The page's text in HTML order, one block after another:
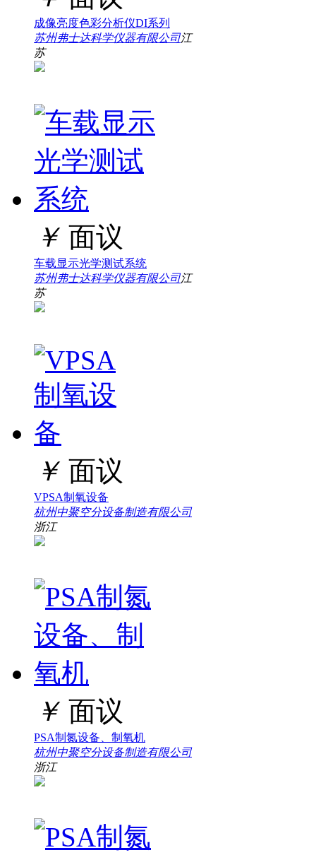
成像亮度色彩分析仪DI系列
苏州弗士达科学仪器有限公司江
苏
￥ 面议
车载显示光学测试系统
苏州弗士达科学仪器有限公司江
苏
￥ 面议
VPSA制氧设备
杭州中聚空分设备制造有限公司
浙江
￥ 面议
PSA制氮设备、制氧机
杭州中聚空分设备制造有限公司
浙江